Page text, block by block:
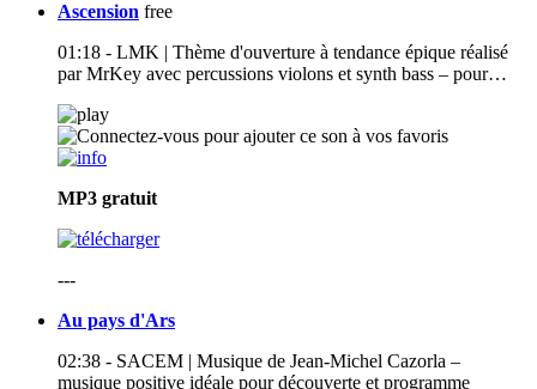
Ascension free
01:18 - LMK | Thème d'ouverture à tendance épique réalisé
par MrKey avec percussions violons et synth bass – pour…
MP3 gratuit
---
Au pays d'Ars
02:38 - SACEM | Musique de Jean-Michel Cazorla –
musique positive idéale pour découverte et programme